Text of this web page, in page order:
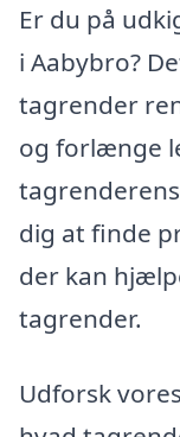
Er du på
i Aabybro?
tagrender
og forlænge
dig at finde
der kan
tagrender.
Udforsk